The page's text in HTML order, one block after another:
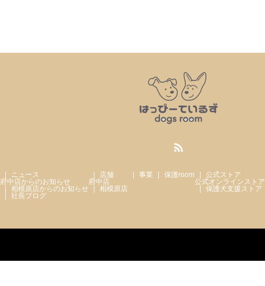
ニュース
府中店からのお知らせ
相模原店からのお知らせ
社長ブログ
店舗
府中店
相模原店
事業 保護room
公式ストア
公式オンラインストア
保護犬支援ストア